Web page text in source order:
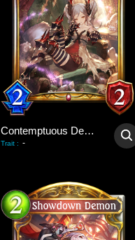
Contemptuous Demon
Trait : -